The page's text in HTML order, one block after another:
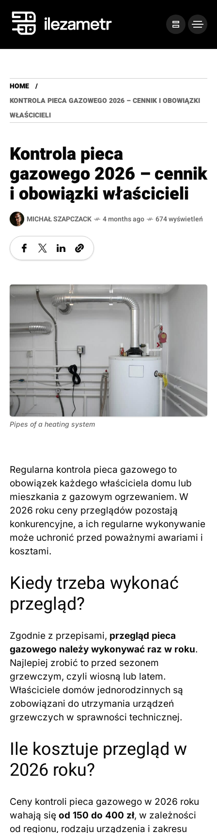
HOME
KONTROLA PIECA GAZOWEGO 2026 – CENNIK I OBOWIĄZKI
WŁAŚCICIELI
Kontrola pieca
gazowego 2026 – cennik
i obowiązki właścicieli
MICHAŁ SZAPCZACK 4 months ago 674 wyświetleń
Pipes of a heating system
Regularna kontrola pieca gazowego to
obowiązek każdego właściciela domu lub
mieszkania z gazowym ogrzewaniem. W
2026 roku ceny przeglądów pozostają
konkurencyjne, a ich regularne wykonywanie
może uchronić przed poważnymi awariami i
kosztami.
Kiedy trzeba wykonać
przegląd?
Zgodnie z przepisami, przegląd pieca
gazowego należy wykonywać raz w roku.
Najlepiej zrobić to przed sezonem
grzewczym, czyli wiosną lub latem.
Właściciele domów jednorodzinnych są
zobowiązani do utrzymania urządzeń
grzewczych w sprawności technicznej.
Ile kosztuje przegląd w
2026 roku?
Ceny kontroli pieca gazowego w 2026 roku
wahają się od 150 do 400 zł, w zależności
od regionu, rodzaju urządzenia i zakresu